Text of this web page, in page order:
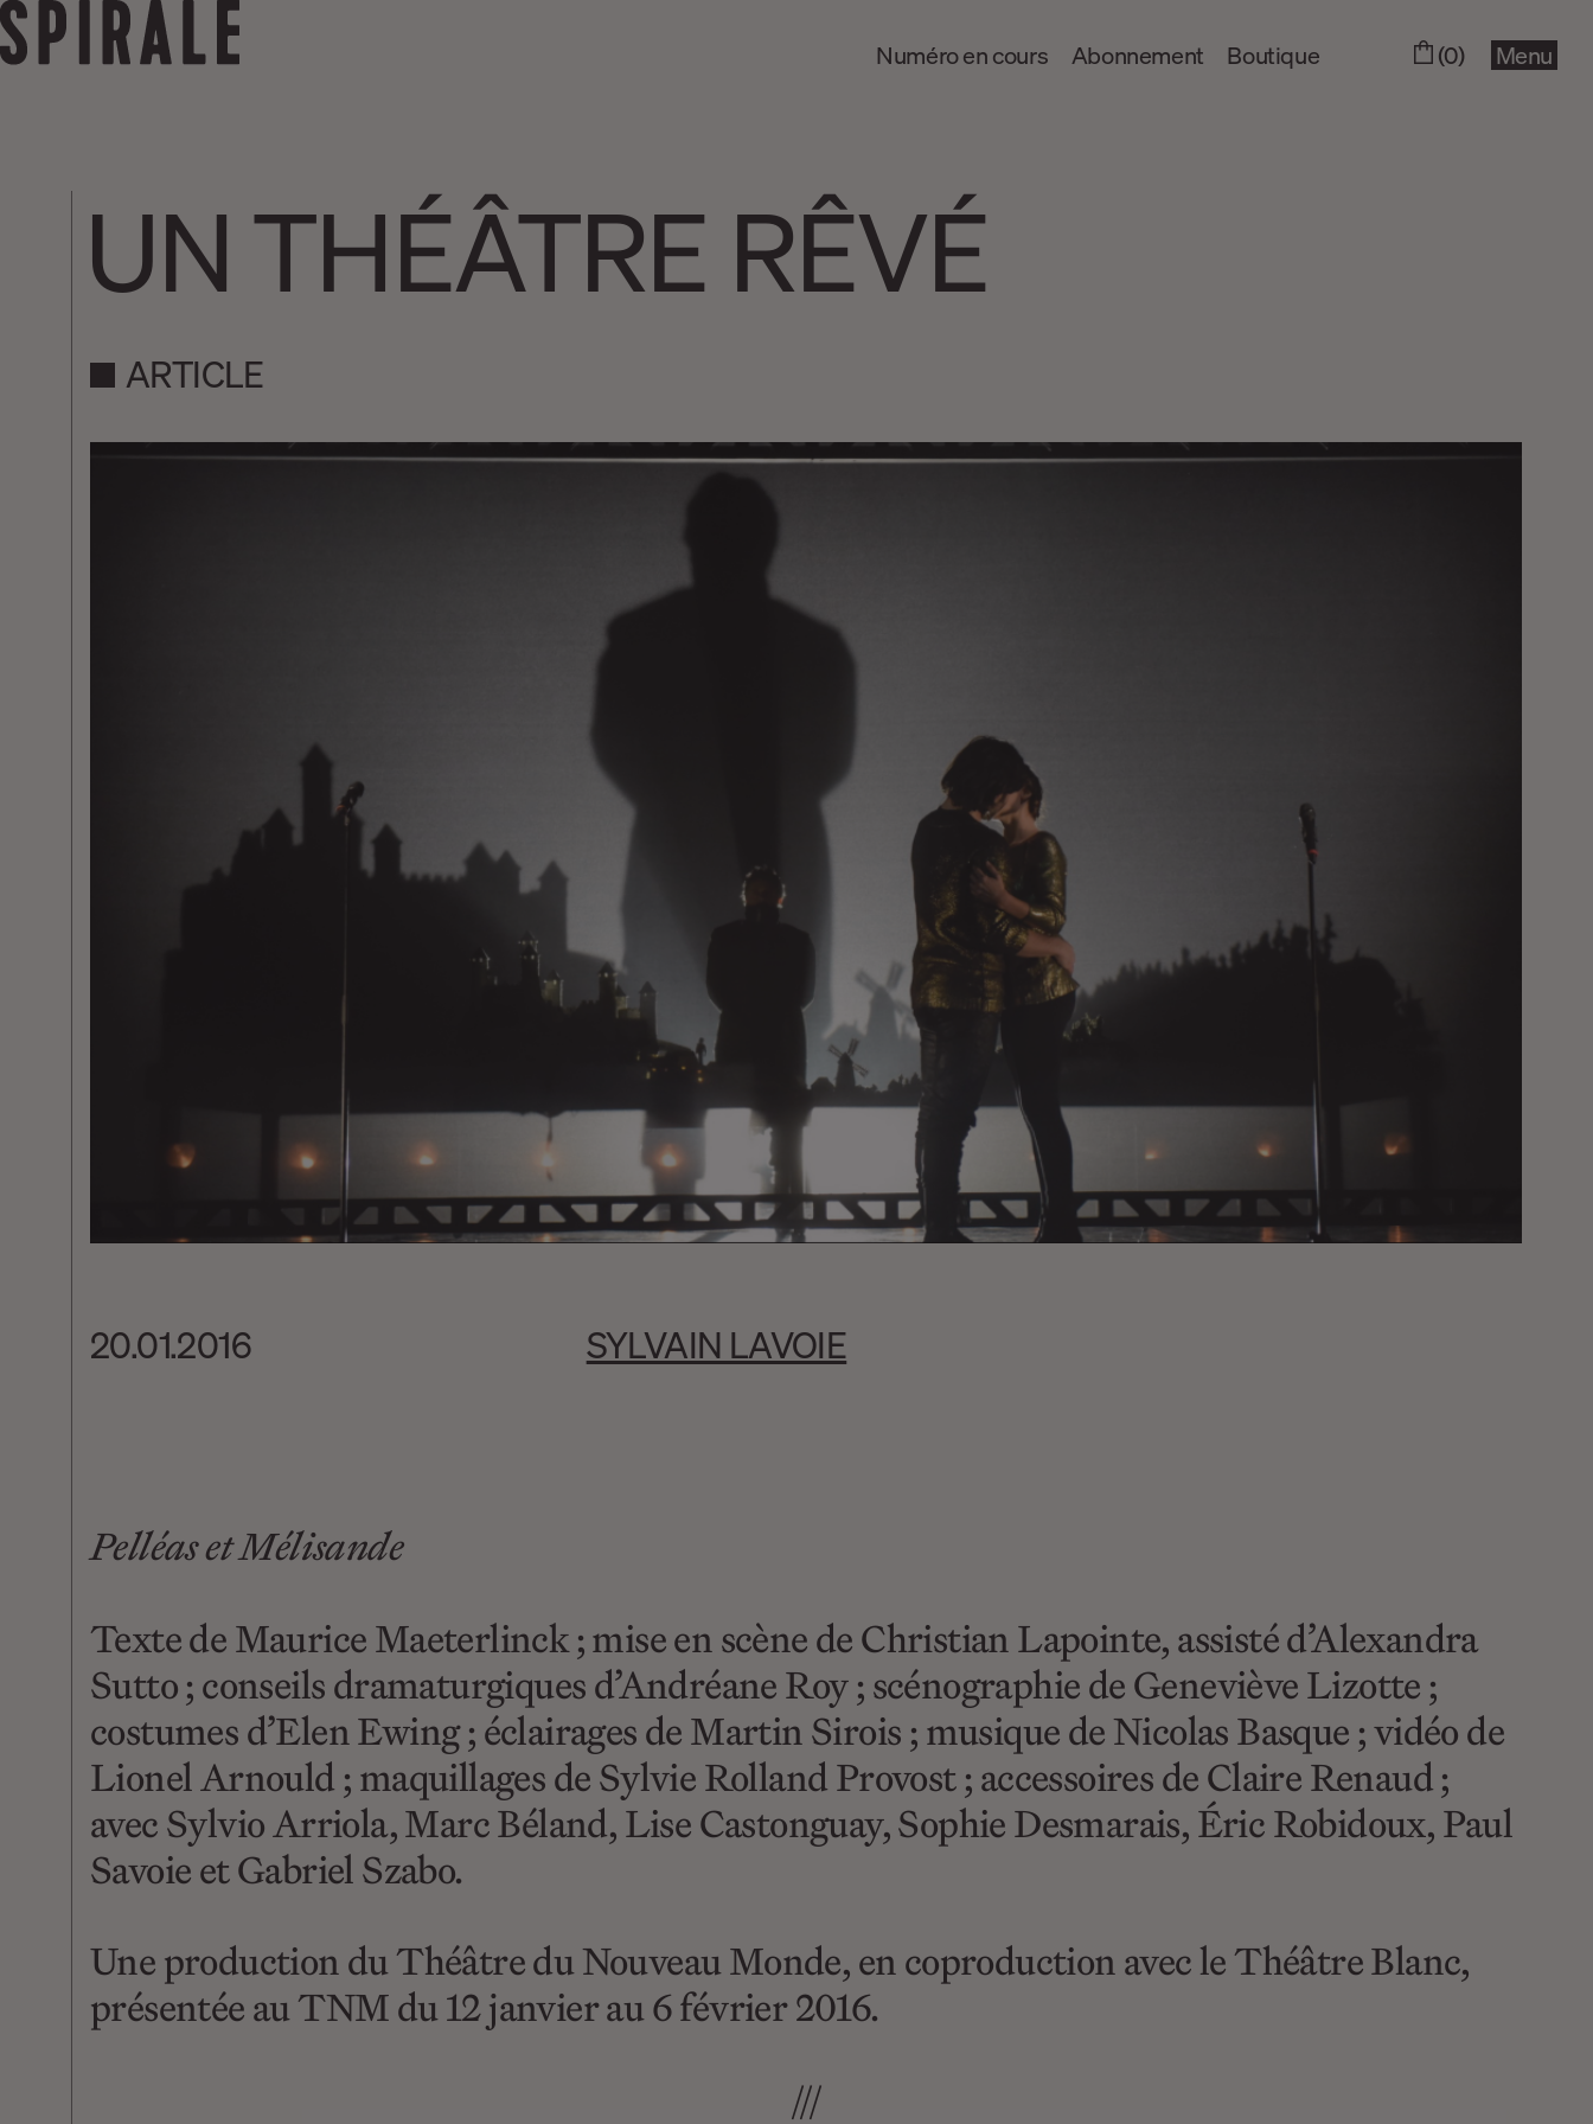
Numéro en cours Abonnement Boutique (0) Menu
UN THÉÂTRE RÊVÉ
ARTICLE
20.01.2016 SYLVAIN LAVOIE
Pelléas et Mélisande
Texte de Maurice Maeterlinck ; mise en scène de Christian Lapointe, assisté d’Alexandra
Sutto ; conseils dramaturgiques d’Andréane Roy ; scénographie de Geneviève Lizotte ;
costumes d’Elen Ewing ; éclairages de Martin Sirois ; musique de Nicolas Basque ; vidéo de
Lionel Arnould ; maquillages de Sylvie Rolland Provost ; accessoires de Claire Renaud ;
avec Sylvio Arriola, Marc Béland, Lise Castonguay, Sophie Desmarais, Éric Robidoux, Paul
Savoie et Gabriel Szabo.
Une production du Théâtre du Nouveau Monde, en coproduction avec le Théâtre Blanc,
présentée au TNM du 12 janvier au 6 février 2016.
///